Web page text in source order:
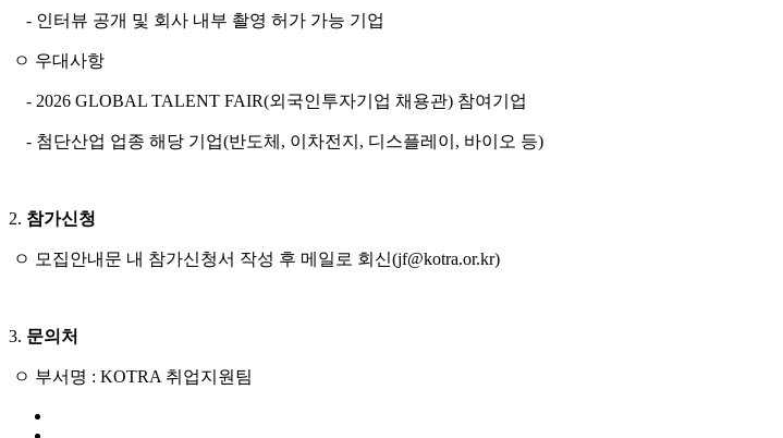
- 인터뷰 공개 및 회사 내부 촬영 허가 가능 기업
ㅇ 우대사항
- 2026 GLOBAL TALENT FAIR(외국인투자기업 채용관) 참여기업
- 첨단산업 업종 해당 기업(반도체, 이차전지, 디스플레이, 바이오 등)
2. 참가신청
ㅇ 모집안내문 내 참가신청서 작성 후 메일로 회신(jf@kotra.or.kr)
3. 문의처
ㅇ 부서명 : KOTRA 취업지원팀